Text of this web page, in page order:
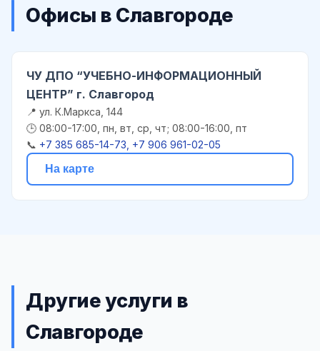
Офисы в Славгороде
ЧУ ДПО “УЧЕБНО-ИНФОРМАЦИОННЫЙ
ЦЕНТР” г. Славгород
📍 ул. К.Маркса, 144
🕒 08:00-17:00, пн, вт, ср, чт; 08:00-16:00, пт
📞 +7 385 685-14-73, +7 906 961-02-05
На карте
Другие услуги в
Славгороде